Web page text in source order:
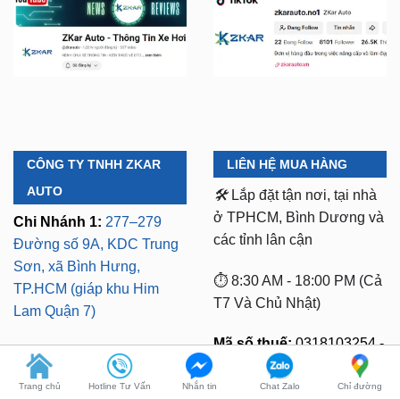
CÔNG TY TNHH ZKAR
AUTO
Chi Nhánh 1: 277–279
Đường số 9A, KDC Trung
Sơn, xã Bình Hưng,
TP.HCM (giáp khu Him
Lam Quận 7)
Chi Nhánh 2:
93 Trương
Định, P. Thủ Dầu Một,
LIÊN HỆ MUA HÀNG
🛠️ Lắp đặt tận nơi, tại nhà
ở TPHCM, Bình Dương và
các tỉnh lân cận
⏱️ 8:30 AM - 18:00 PM (Cả
T7 Và Chủ Nhật)
Mã số thuế:0318103254 -
Ngày cấp phép:
16/10/2023
Trang chủ Hotline Tư Vấn Nhắn tin Chat Zalo Chỉ đường